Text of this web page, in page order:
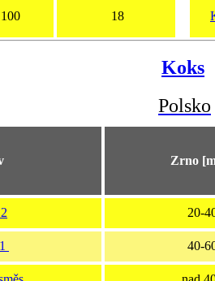
18
Koks
Polsko
Zrno
20-
40-